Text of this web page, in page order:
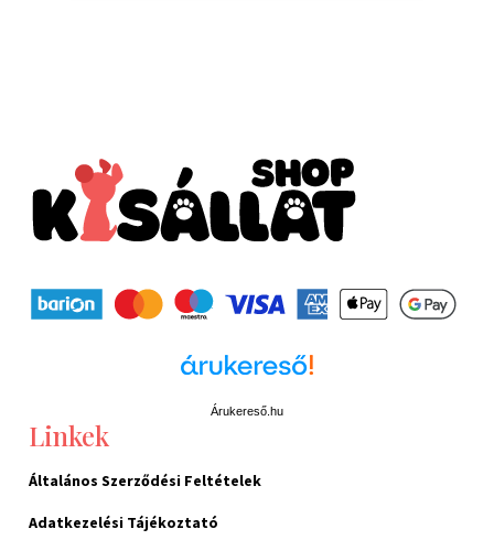
Árukereső.hu
Linkek
Általános Szerződési Feltételek
Adatkezelési Tájékoztató